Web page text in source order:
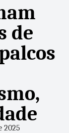
de
2025